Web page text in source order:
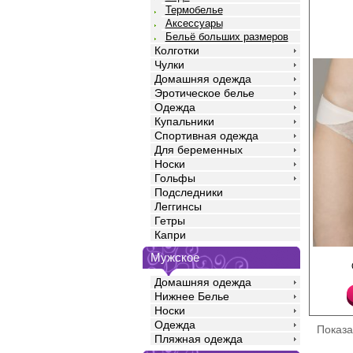
Термобелье
Аксессуары
Бельё больших размеров
Колготки
Чулки
Домашняя одежда
Эротическое белье
Одежда
Купальники
Спортивная одежда
Для беременных
Носки
Гольфы
Подследники
Леггинсы
Гетры
Капри
Мужское
Домашняя одежда
Нижнее Белье
Носки
Одежда
Пляжная одежда
полотна, который не
временем, с низкой
кружевные.
силиконовая полоска
вторая кожа. Модель
ластовицей для
Полиамид 92%